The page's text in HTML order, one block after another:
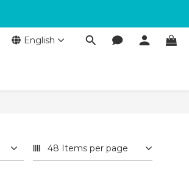
English
48 Items per page